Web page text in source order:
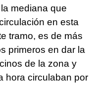
mediana que
en esta
tramo, es de más
primeros en dar la
de la zona y
hora circulaban por